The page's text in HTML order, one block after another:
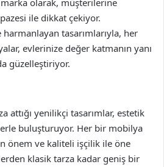
ile dikkat çekiyor.
tasarımlarıyla, her
evlerinize değer katmanın yanı
güzelleştiriyor.
attığı yenilikçi tasarımlar, estetik
buluşturuyor. Her bir mobilya
önem ve kaliteli işçilik ile öne
klasik tarza kadar geniş bir